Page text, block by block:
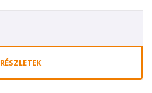
RÉSZLETEK